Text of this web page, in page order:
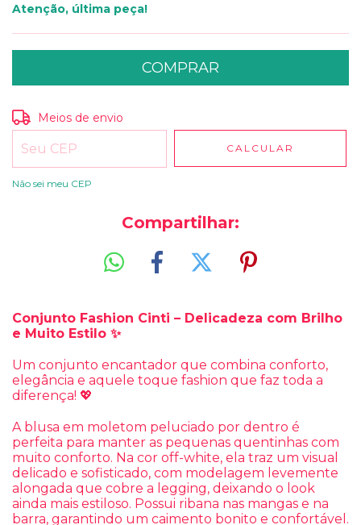
Atenção, última peça!
Entregas para o CEP:
Meios de envio
CALCULAR
Não sei meu CEP
Compartilhar:
Conjunto Fashion Cinti – Delicadeza com Brilho
e Muito Estilo ✨
Um conjunto encantador que combina conforto,
elegância e aquele toque fashion que faz toda a
diferença! 💖
A blusa em moletom peluciado por dentro é
perfeita para manter as pequenas quentinhas com
muito conforto. Na cor off-white, ela traz um visual
delicado e sofisticado, com modelagem levemente
alongada que cobre a legging, deixando o look
ainda mais estiloso. Possui ribana nas mangas e na
barra, garantindo um caimento bonito e confortável.